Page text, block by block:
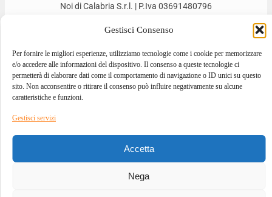
Gestisci Consenso
Per fornire le migliori esperienze, utilizziamo tecnologie come i cookie per memorizzare
e/o accedere alle informazioni del dispositivo. Il consenso a queste tecnologie ci
permetterà di elaborare dati come il comportamento di navigazione o ID unici su questo
sito. Non acconsentire o ritirare il consenso può influire negativamente su alcune
caratteristiche e funzioni.
Gestisci servizi
Accetta
Nega
Noi di Calabria S.r.l. | P.Iva 03691480796
GIOVANNI BEVACQUA